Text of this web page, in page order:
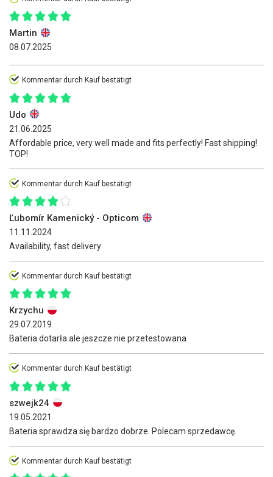
Martin
08.07.2025
Kommentar durch Kauf bestätigt
Udo
21.06.2025
Affordable price, very well made and fits perfectly! Fast shipping!
TOP!
Kommentar durch Kauf bestätigt
Ľubomír Kamenický - Opticom
11.11.2024
Availability, fast delivery
Kommentar durch Kauf bestätigt
Krzychu
29.07.2019
Bateria dotarła ale jeszcze nie przetestowana
Kommentar durch Kauf bestätigt
szwejk24
19.05.2021
Bateria sprawdza się bardzo dobrze. Polecam sprzedawcę.
Kommentar durch Kauf bestätigt